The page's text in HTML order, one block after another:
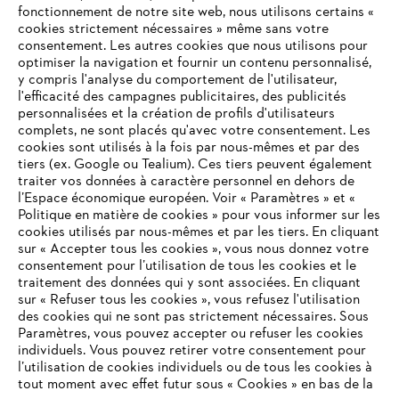
L'Entreprise
STIHL FAQ
Contact
Politique de protection des données
VOTRE NAVIGATEUR INTERNET
N'EST PLUS PRIS EN CHARGE
Vous utilisez un navigateur Internet que nous ne prenons plus
en charge, et certaines fonctionnalités de notre site ne
fonctionnement de notre site web, nous utilisons certains «
cookies strictement nécessaires » même sans votre
consentement. Les autres cookies que nous utilisons pour
optimiser la navigation et fournir un contenu personnalisé,
y compris l'analyse du comportement de l'utilisateur,
l'efficacité des campagnes publicitaires, des publicités
personnalisées et la création de profils d'utilisateurs
complets, ne sont placés qu'avec votre consentement. Les
cookies sont utilisés à la fois par nous-mêmes et par des
tiers (ex. Google ou Tealium). Ces tiers peuvent également
traiter vos données à caractère personnel en dehors de
l’Espace économique européen. Voir « Paramètres » et «
Politique en matière de cookies » pour vous informer sur les
cookies utilisés par nous-mêmes et par les tiers. En cliquant
sur « Accepter tous les cookies », vous nous donnez votre
consentement pour l’utilisation de tous les cookies et le
traitement des données qui y sont associées. En cliquant
sur « Refuser tous les cookies », vous refusez l'utilisation
des cookies qui ne sont pas strictement nécessaires. Sous
Paramètres, vous pouvez accepter ou refuser les cookies
individuels. Vous pouvez retirer votre consentement pour
l’utilisation de cookies individuels ou de tous les cookies à
tout moment avec effet futur sous « Cookies » en bas de la